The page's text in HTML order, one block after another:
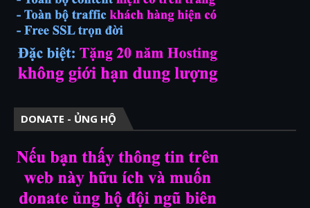
DONATE - ỦNG HỘ